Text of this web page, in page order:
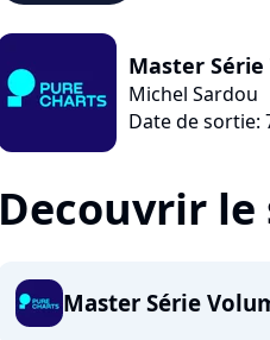
Master
Michel Sardou
Date de sortie:
Decouvrir le
Master Série